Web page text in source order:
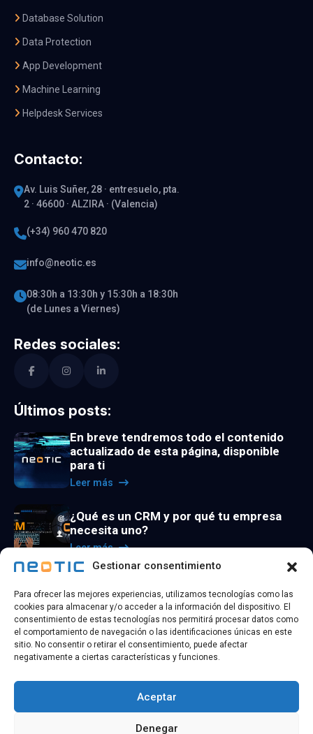
Gestionar consentimiento
Para ofrecer las mejores experiencias, utilizamos tecnologías como las
cookies para almacenar y/o acceder a la información del dispositivo. El
consentimiento de estas tecnologías nos permitirá procesar datos como
el comportamiento de navegación o las identificaciones únicas en este
sitio. No consentir o retirar el consentimiento, puede afectar
negativamente a ciertas características y funciones.
Aceptar
Denegar
Database Solution
Data Protection
App Development
Machine Learning
Helpdesk Services
Contacto:
Av. Luis Suñer, 28 · entresuelo, pta.
2 · 46600 · ALZIRA · (Valencia)
(+34) 960 470 820
info@neotic.es
08:30h a 13:30h y 15:30h a 18:30h
(de Lunes a Viernes)
Redes sociales:
Últimos posts:
En breve tendremos todo el contenido
actualizado de esta página, disponible
para ti
Leer más
¿Qué es un CRM y por qué tu empresa
necesita uno?
Leer más
artificial
Leer más
@ 2026 CopyrightNEOTIC TECHNOLOGY| Todos los